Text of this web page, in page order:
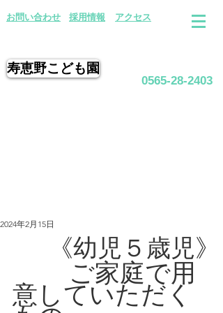
​お問い合わせ 採用情報 アクセス
寿恵野こども園
0565-28-2403
《幼児５歳児》
2024年2月15日
意していただく